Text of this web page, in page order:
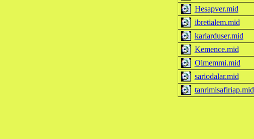
Hesapver.mid
ibretialem.mid
karlarduser.mid
Kemence.mid
Olmemmi.mid
sariodalar.mid
tanrimisafiriap.mid